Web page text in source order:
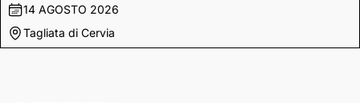
14 AGOSTO 2026
Tagliata di Cervia